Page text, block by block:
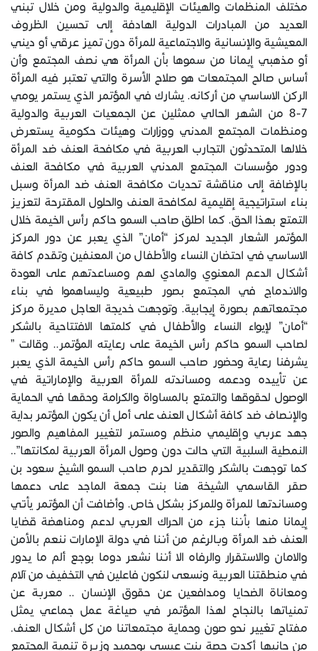
مختلف المنظمات والهيئات الإقليمية والدولية ومن خلال تبني
العديد من المبادرات الدولية الهادفة إلى تحسين الظروف
المعيشية والإنسانية والاجتماعية للمرأة دون تميز عرقي أو ديني
أو مذهبي إيمانا من سموها بأن المرأة هي نصف المجتمع وأن
أساس صالح المجتمعات هو صلاح الأسرة والتي تعتبر فيه المرأة
الركن الاساسي من أركانه. يشارك في المؤتمر الذي يستمر يومي
7-8 من الشهر الحالي ممثلين عن الجمعيات العربية والدولية
ومنظمات المجتمع المدني ووزارات وهيئات حكومية يستعرض
خلالها المتحدثون التجارب العربية في مكافحة العنف ضد المرأة
ودور مؤسسات المجتمع المدني العربية في مكافحة العنف
بالإضافة إلى مناقشة تحديات مكافحة العنف ضد المرأة وسبل
بناء استراتيجية إقليمية لمكافحة العنف والحلول المقترحة لتعزيز
التمتع بهذا الحق. كما اطلق صاحب السمو حاكم رأس الخيمة خلال
المؤتمر الشعار الجديد لمركز “أمان” الذي يعبر عن دور المركز
الاساسي في احتضان النساء والأطفال من المعنفين وتقدم كافة
أشكال الدعم المعنوي والمادي لهم ومساعدتهم على العودة
والاندماج في المجتمع بصور طبيعية وليساهموا في بناء
مجتمعاتهم بصورة إيجابية. وتوجهت خديجة العاجل مديرة مركز
“أمان” لإيواء النساء والأطفال في كلمتها الافتتاحية بالشكر
لصاحب السمو حاكم رأس الخيمة على رعايته المؤتمر.. وقالت ”
يشرفنا رعاية وحضور صاحب السمو حاكم رأس الخيمة الذي يعبر
عن تأييده ودعمه ومساندته للمرأة العربية والإماراتية في
الوصول لحقوقها والتمتع بالمساواة والكرامة وحقها في الحماية
والإنصاف ضد كافة أشكال العنف على أمل أن يكون المؤتمر بداية
جهد عربي وإقليمي منظم ومستمر لتغيير المفاهيم والصور
النمطية السلبية التي حالت دون وصول المرأة العربية لمكانتها”..
كما توجهت بالشكر والتقدير لحرم صاحب السمو الشيخ سعود بن
صقر القاسمي الشيخة هنا بنت جمعة الماجد على دعمها
ومساندتها للمرأة وللمركز بشكل خاص. وأضافت أن المؤتمر يأتي
إيمانا منها بأننا جزء من الحراك العربي لدعم ومناهضة قضايا
العنف ضد المرأة وبالرغم من أننا في دولة الإمارات ننعم بالأمن
والامان والاستقرار والرفاه الا أننا نشعر دوما بوجع ألم ما يدور
في منطقتنا العربية ونسعى لنكون فاعلين في التخفيف من آلام
ومعاناة الضحايا ومدافعين عن حقوق الإنسان .. معربة عن
تمنياتها بالنجاح لهذا المؤتمر في صياغة عمل جماعي يمثل
مفتاح تغيير نحو صون وحماية مجتمعاتنا من كل أشكال العنف.
من جانبها أكدت حصة بنت عيسى بوحميد وزيرة تنمية المجتمع